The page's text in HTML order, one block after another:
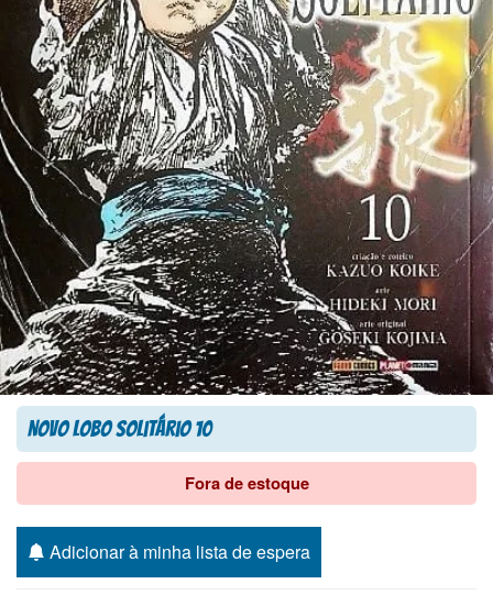
Novo Lobo Solitário 10
Fora de estoque
Adicionar à minha lista de espera